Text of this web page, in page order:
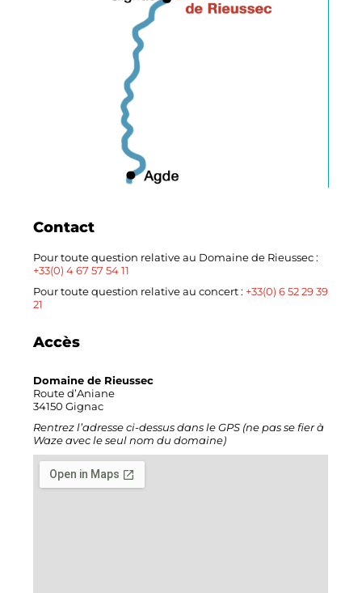
Contact
Pour toute question relative au Domaine de Rieussec :
+33(0) 4 67 57 54 11
Pour toute question relative au concert : +33(0) 6 52 29 39
21
Accès
Domaine de Rieussec
Route d’Aniane
34150 Gignac
Rentrez l’adresse ci-dessus dans le GPS (ne pas se fier à
Waze avec le seul nom du domaine)